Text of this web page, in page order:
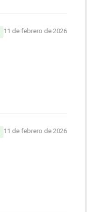
11 de febrero de 2026
11 de febrero de 2026